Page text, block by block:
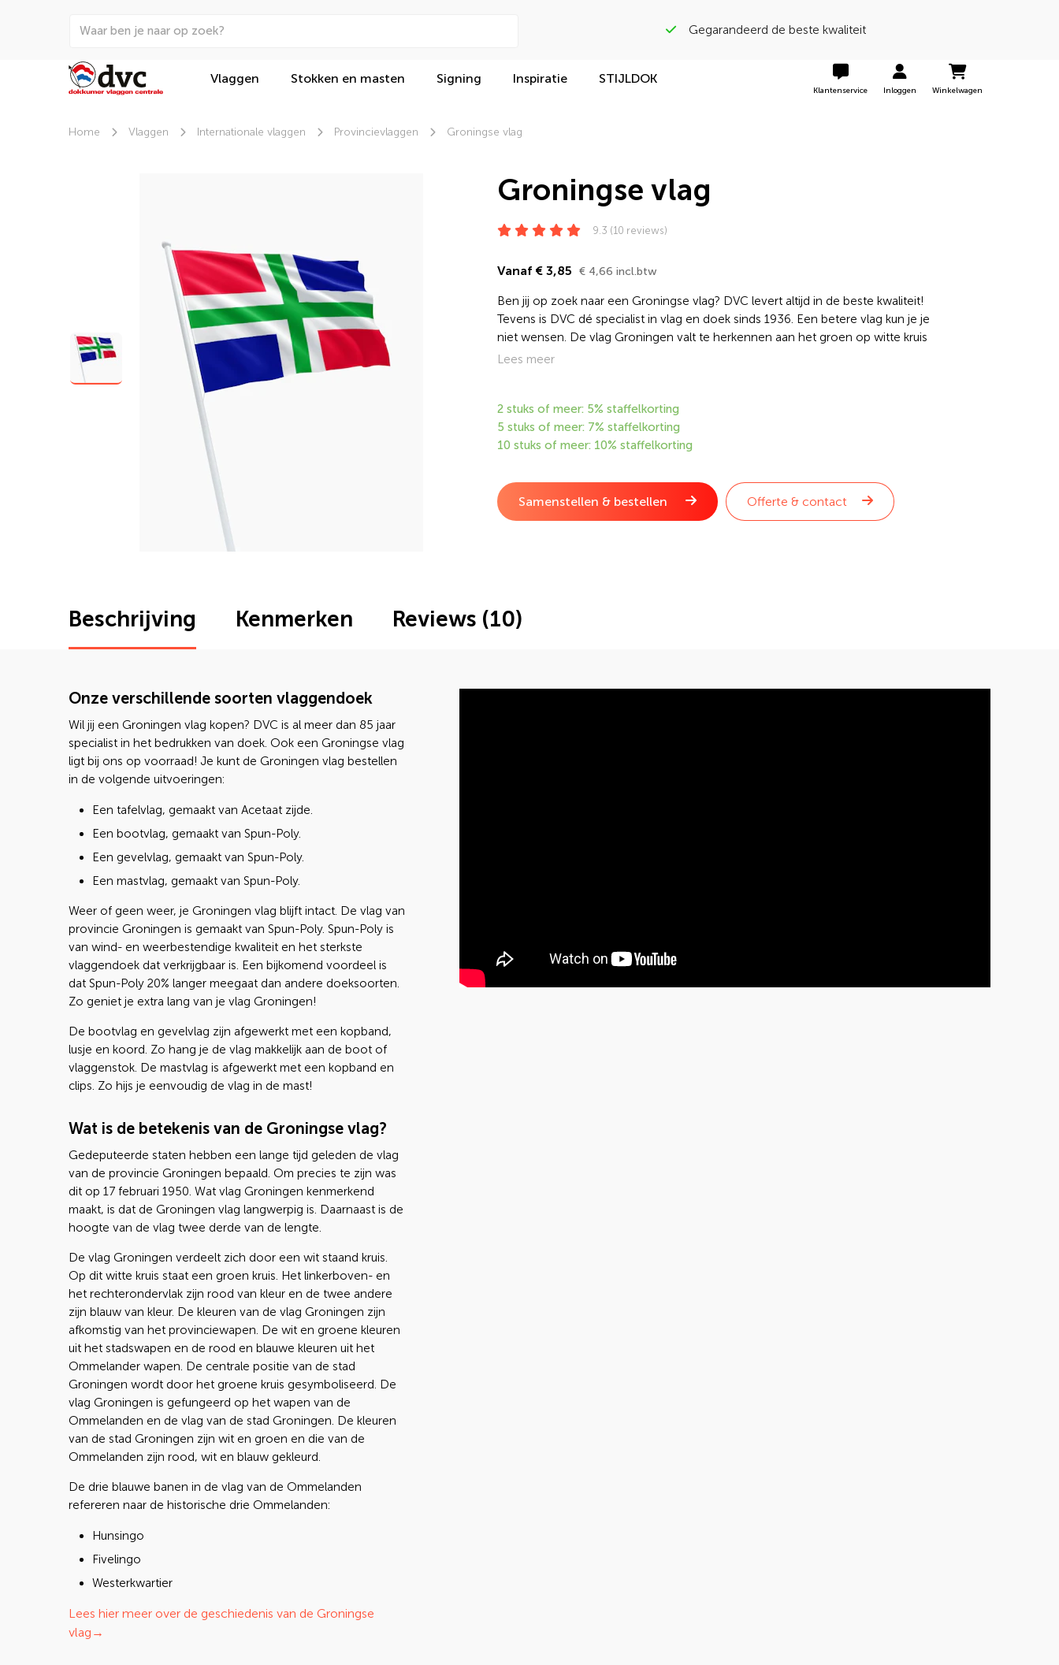
Beoordeeld met een 9 door onze klanten
Vlaggen Stokken en masten Signing Inspiratie STIJLDOK
Klantenservice Inloggen Winkelwagen
Home Vlaggen Internationale vlaggen Provincievlaggen Groningse vlag
Groningse vlag
9.3 (10 reviews)
Vanaf € 3,85 € 4,66 incl.btw
Ben jij op zoek naar een Groningse vlag? DVC levert altijd in de beste kwaliteit!
Tevens is DVC dé specialist in vlag en doek sinds 1936. Een betere vlag kun je je
niet wensen. De vlag Groningen valt te herkennen aan het groen op witte kruis
en de rood met blauwe vlakken.
Lees meer
2 stuks of meer: 5% staffelkorting
5 stuks of meer: 7% staffelkorting
10 stuks of meer: 10% staffelkorting
Samenstellen & bestellen Offerte & contact
Beschrijving
Onze verschillende soorten vlaggendoek
Wil jij een Groningen vlag kopen? DVC is al meer dan 85 jaar
specialist in het bedrukken van doek. Ook een Groningse vlag
ligt bij ons op voorraad! Je kunt de Groningen vlag bestellen
in de volgende uitvoeringen:
Een tafelvlag, gemaakt van Acetaat zijde.
Een bootvlag, gemaakt van Spun-Poly.
Een gevelvlag, gemaakt van Spun-Poly.
Een mastvlag, gemaakt van Spun-Poly.
Weer of geen weer, je Groningen vlag blijft intact. De vlag van
provincie Groningen is gemaakt van Spun-Poly. Spun-Poly is
van wind- en weerbestendige kwaliteit en het sterkste
vlaggendoek dat verkrijgbaar is. Een bijkomend voordeel is
dat Spun-Poly 20% langer meegaat dan andere doeksoorten.
Zo geniet je extra lang van je vlag Groningen!
De bootvlag en gevelvlag zijn afgewerkt met een kopband,
lusje en koord. Zo hang je de vlag makkelijk aan de boot of
vlaggenstok. De mastvlag is afgewerkt met een kopband en
clips. Zo hijs je eenvoudig de vlag in de mast!
Wat is de betekenis van de Groningse vlag?
Gedeputeerde staten hebben een lange tijd geleden de vlag
van de provincie Groningen bepaald. Om precies te zijn was
dit op 17 februari 1950. Wat vlag Groningen kenmerkend
maakt, is dat de Groningen vlag langwerpig is. Daarnaast is de
hoogte van de vlag twee derde van de lengte.
De vlag Groningen verdeelt zich door een wit staand kruis.
Op dit witte kruis staat een groen kruis. Het linkerboven- en
het rechterondervlak zijn rood van kleur en de twee andere
zijn blauw van kleur. De kleuren van de vlag Groningen zijn
afkomstig van het provinciewapen. De wit en groene kleuren
uit het stadswapen en de rood en blauwe kleuren uit het
Ommelander wapen. De centrale positie van de stad
Groningen wordt door het groene kruis gesymboliseerd. De
vlag Groningen is gefungeerd op het wapen van de
Ommelanden en de vlag van de stad Groningen. De kleuren
van de stad Groningen zijn wit en groen en die van de
Ommelanden zijn rood, wit en blauw gekleurd.
De drie blauwe banen in de vlag van de Ommelanden
refereren naar de historische drie Ommelanden:
Hunsingo
Fivelingo
Westerkwartier
Lees hier meer over de geschiedenis van de Groningse
vlag→
Kenmerken Reviews (10)